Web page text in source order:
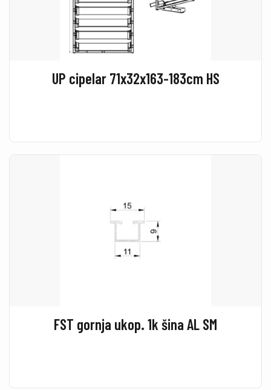
UP cipelar 71x32x163-183cm HS
FST gornja ukop. 1k šina AL SM